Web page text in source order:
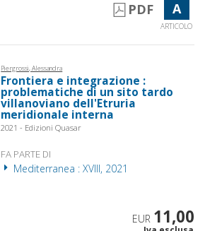
PDF A
ARTICOLO
Piergrossi, Alessandra
Frontiera e integrazione :
problematiche di un sito tardo
villanoviano dell'Etruria
meridionale interna
2021 - Edizioni Quasar
FA PARTE DI
Mediterranea : XVIII, 2021
EUR 11,00